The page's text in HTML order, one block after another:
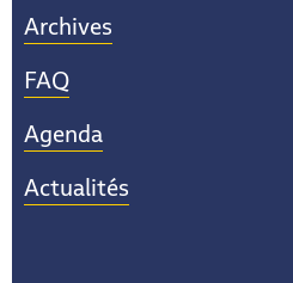
Archives
FAQ
Agenda
Actualités